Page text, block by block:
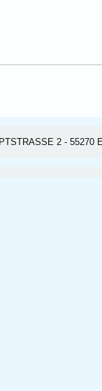
2 - 55270